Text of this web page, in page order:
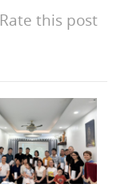
Rate this post